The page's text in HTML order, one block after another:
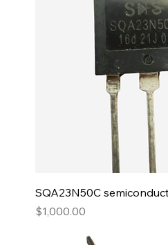
SQA23N50C
Precio
$1,000.00